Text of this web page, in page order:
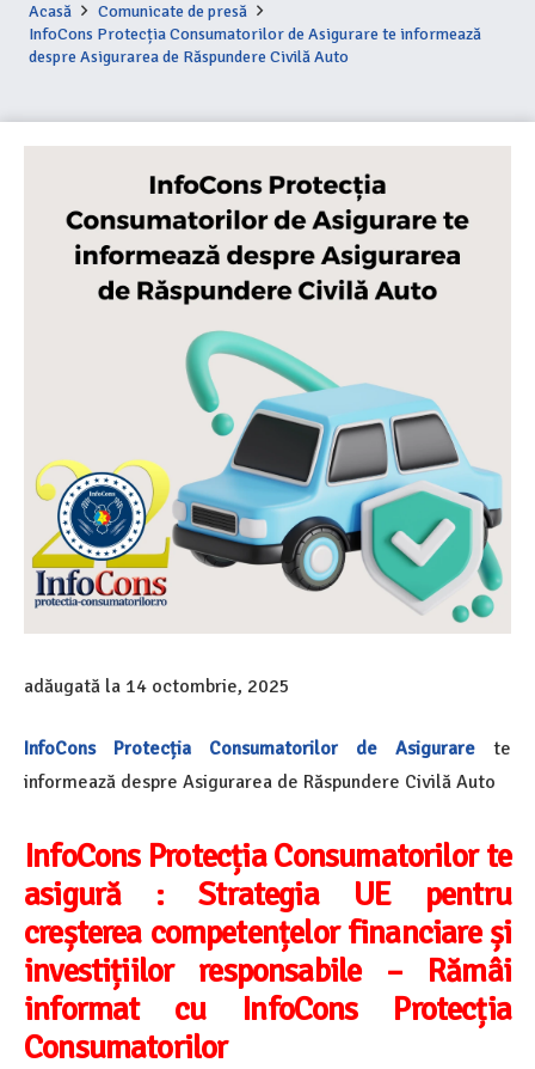
Acasă
Comunicate de presă
InfoCons Protecția Consumatorilor de Asigurare te informează
despre Asigurarea de Răspundere Civilă Auto
adăugată la 14 octombrie, 2025
InfoCons Protecția Consumatorilor de Asigurare te
informează despre Asigurarea de Răspundere Civilă Auto
InfoCons Protecția Consumatorilor te
asigură :Strategia UE pentru
creșterea competențelor financiare și
investițiilor responsabile – Rămâi
informat cu InfoCons Protecția
Consumatorilor